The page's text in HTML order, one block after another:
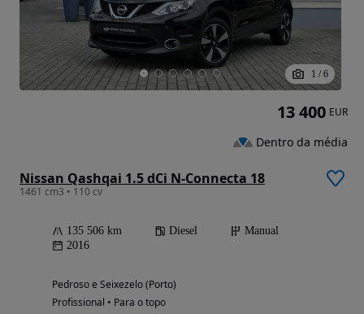
1 / 6
Nissan Qashqai 1.5 dCi N-Connecta 18
1461 cm3 • 110 cv
135 506 km Diesel
Manual
2016
Pedroso e Seixezelo (Porto)
Profissional • Para o topo
13 400 EUR
Dentro da média